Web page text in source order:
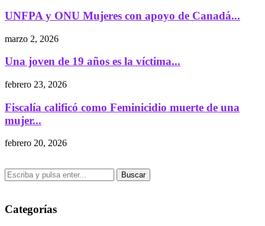
UNFPA y ONU Mujeres con apoyo de Canadá...
marzo 2, 2026
Una joven de 19 años es la víctima...
febrero 23, 2026
Fiscalía calificó como Feminicidio muerte de una
mujer...
febrero 20, 2026
Buscar
Categorías